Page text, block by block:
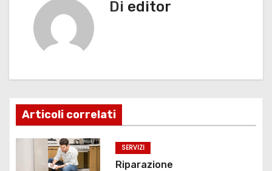
i
o
n
Di editor
Articoli correlati
SERVIZI
Riparazione